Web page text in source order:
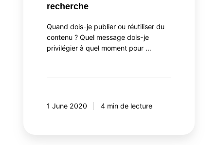
recherche
Quand dois-je publier ou réutiliser du
contenu ? Quel message dois-je
privilégier à quel moment pour …
1 June 2020 4 min de lecture